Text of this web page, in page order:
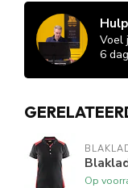
Voel
6
Op